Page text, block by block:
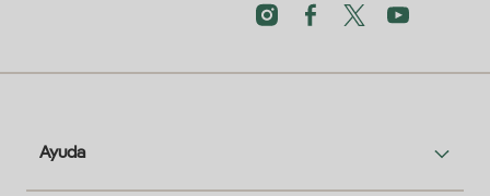
Ayuda